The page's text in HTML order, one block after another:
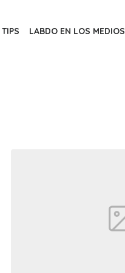
TIPS LABDO EN LOS MEDIOS